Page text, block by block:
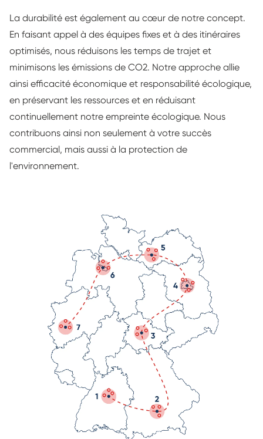
La durabilité est également au cœur de notre concept.
En faisant appel à des équipes fixes et à des itinéraires
optimisés, nous réduisons les temps de trajet et
minimisons les émissions de CO2. Notre approche allie
ainsi efficacité économique et responsabilité écologique,
en préservant les ressources et en réduisant
continuellement notre empreinte écologique. Nous
contribuons ainsi non seulement à votre succès
commercial, mais aussi à la protection de
l'environnement.